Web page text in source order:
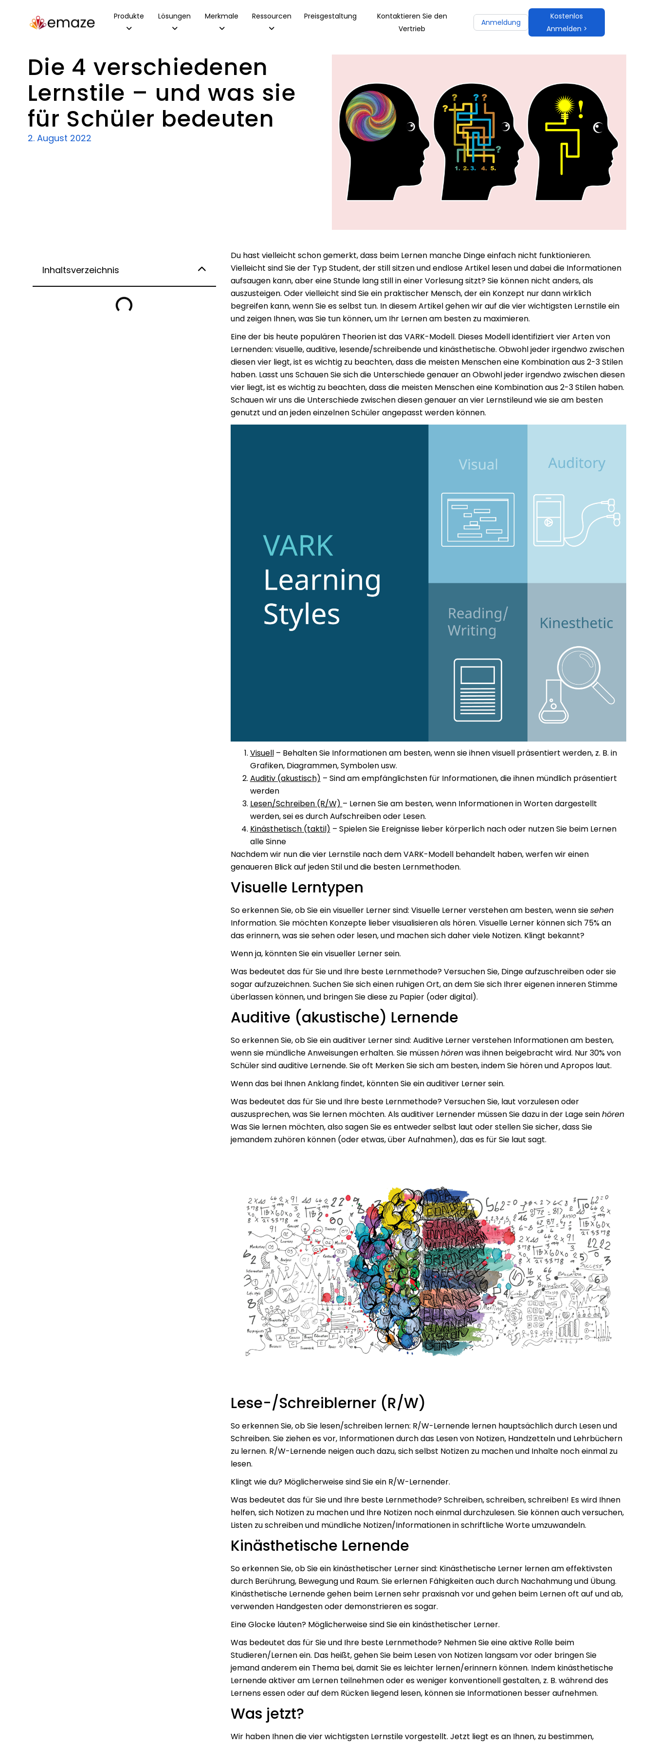
Produkte Lösungen Merkmale Ressourcen Preisgestaltung
Kontaktieren Sie den
Vertrieb
Anmeldung
Kostenlos
Anmelden >
Die 4 verschiedenen
Lernstile – und was sie
für Schüler bedeuten
2. August 2022
Inhaltsverzeichnis
Du hast vielleicht schon gemerkt, dass beim Lernen manche Dinge einfach nicht funktionieren.
Vielleicht sind Sie der Typ Student, der still sitzen und endlose Artikel lesen und dabei die Informationen
aufsaugen kann, aber eine Stunde lang still in einer Vorlesung sitzt? Sie können nicht anders, als
auszusteigen. Oder vielleicht sind Sie ein praktischer Mensch, der ein Konzept nur dann wirklich
begreifen kann, wenn Sie es selbst tun. In diesem Artikel gehen wir auf die vier wichtigsten Lernstile ein
und zeigen Ihnen, was Sie tun können, um Ihr Lernen am besten zu maximieren.
Eine der bis heute populären Theorien ist das VARK-Modell. Dieses Modell identifiziert vier Arten von
Lernenden: visuelle, auditive, lesende/schreibende und kinästhetische. Obwohl jeder irgendwo zwischen
diesen vier liegt, ist es wichtig zu beachten, dass die meisten Menschen eine Kombination aus 2-3 Stilen
haben. Lasst unsSchauen Sie sich die Unterschiede genauer anObwohl jeder irgendwo zwischen diesen
vier liegt, ist es wichtig zu beachten, dass die meisten Menschen eine Kombination aus 2-3 Stilen haben.
Schauen wir uns die Unterschiede zwischen diesen genauer anvier Lernstileund wie sie am besten
genutzt und an jeden einzelnen Schüler angepasst werden können.
Visuell– Behalten Sie Informationen am besten, wenn sie ihnen visuell präsentiert werden, z. B. in
Grafiken, Diagrammen, Symbolen usw.
Auditiv (akustisch) – Sind am empfänglichsten für Informationen, die ihnen mündlich präsentiert
werden
Lesen/Schreiben (R/W) – Lernen Sie am besten, wenn Informationen in Worten dargestellt
werden, sei es durch Aufschreiben oder Lesen.
Kinästhetisch (taktil) – Spielen Sie Ereignisse lieber körperlich nach oder nutzen Sie beim Lernen
alle Sinne
Nachdem wir nun die vier Lernstile nach dem VARK-Modell behandelt haben, werfen wir einen
genaueren Blick auf jeden Stil und die besten Lernmethoden.
Visuelle Lerntypen
So erkennen Sie, ob Sie ein visueller Lerner sind: Visuelle Lerner verstehen am besten, wenn siesehen
Information. Sie möchten Konzepte lieber visualisieren als hören. Visuelle Lerner können sich 75% an
das erinnern, was sie sehen oder lesen, und machen sich daher viele Notizen. Klingt bekannt?
Wenn ja, könnten Sie ein visueller Lerner sein.
Was bedeutet das für Sie und Ihre beste Lernmethode? Versuchen Sie, Dinge aufzuschreiben oder sie
sogar aufzuzeichnen. Suchen Sie sich einen ruhigen Ort, an dem Sie sich Ihrer eigenen inneren Stimme
überlassen können, und bringen Sie diese zu Papier (oder digital).
Auditive (akustische) Lernende
So erkennen Sie, ob Sie ein auditiver Lerner sind: Auditive Lerner verstehen Informationen am besten,
wenn sie mündliche Anweisungen erhalten. Sie müssenhörenwas ihnen beigebracht wird. Nur 30%von
Schüler sind auditive Lernende. Sieoft Merken Sie sich am besten, indem Sie hören undApropos laut.
Wenn das bei Ihnen Anklang findet, könnten Sie ein auditiver Lerner sein.
Was bedeutet das für Sie und Ihre beste Lernmethode? Versuchen Sie, laut vorzulesen oder
auszusprechen, was Sie lernen möchten. Als auditiver Lernender müssen Sie dazu in der Lage seinhören
Was Sie lernen möchten, also sagen Sie es entweder selbst laut oder stellen Sie sicher, dass Sie
jemandem zuhören können (oder etwas, über Aufnahmen), das es für Sie laut sagt.
Lese-/Schreiblerner (R/W)
So erkennen Sie, ob Sie lesen/schreiben lernen: R/W-Lernende lernen hauptsächlich durch Lesen und
Schreiben. Sie ziehen es vor, Informationen durch das Lesen von Notizen, Handzetteln und Lehrbüchern
zu lernen. R/W-Lernende neigen auch dazu, sich selbst Notizen zu machen und Inhalte noch einmal zu
lesen.
Klingt wie du? Möglicherweise sind Sie ein R/W-Lernender.
Was bedeutet das für Sie und Ihre beste Lernmethode? Schreiben, schreiben, schreiben! Es wird Ihnen
helfen, sich Notizen zu machen und Ihre Notizen noch einmal durchzulesen. Sie können auch versuchen,
Listen zu schreiben und mündliche Notizen/Informationen in schriftliche Worte umzuwandeln.
Kinästhetische Lernende
So erkennen Sie, ob Sie ein kinästhetischer Lerner sind: Kinästhetische Lerner lernenam effektivsten
durch Berührung, Bewegung und Raum. Sie erlernen Fähigkeiten auch durch Nachahmung und Übung.
Kinästhetische Lernende gehen beim Lernen sehr praxisnah vor und gehen beim Lernen oft auf und ab,
verwenden Handgesten oder demonstrieren es sogar.
Eine Glocke läuten? Möglicherweise sind Sie ein kinästhetischer Lerner.
Was bedeutet das für Sie und Ihre beste Lernmethode? Nehmen Sie eine aktive Rolle beim
Studieren/Lernen ein. Das heißt, gehen Sie beim Lesen von Notizen langsam vor oder bringen Sie
jemand anderem ein Thema bei, damit Sie es leichter lernen/erinnern können. Indem kinästhetische
Lernende aktiver am Lernen teilnehmen oder es weniger konventionell gestalten, z. B. während des
Lernens essen oder auf dem Rücken liegend lesen, können sie Informationen besser aufnehmen.
Was jetzt?
Wir haben Ihnen die vier wichtigsten Lernstile vorgestellt. Jetzt liegt es an Ihnen, zu bestimmen,